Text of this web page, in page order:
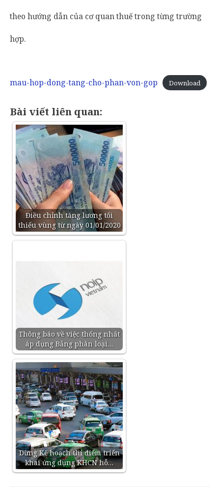
theo hướng dẫn của cơ quan thuế trong từng trường
hợp.
mau-hop-dong-tang-cho-phan-von-gop Download
Bài viết liên quan:
Điều chỉnh tăng lương tối
thiểu vùng từ ngày 01/01/2020
Thông báo về việc thống nhất
áp dụng Bảng phân loại…
Dừng Kế hoạch thí điểm triển
khai ứng dụng KHCN hỗ…